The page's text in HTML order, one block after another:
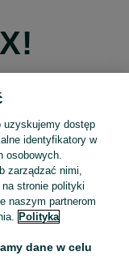
Apple
Google
uzyskujemy dostęp
identyfikatory w
osobowych.
zarządzać nimi,
stronie polityki
naszym partnerom
Polityka
dane w celu